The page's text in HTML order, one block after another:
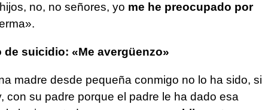
no, no señores, yo me he preocupado por
suicidio: «Me avergüenzo»
madre desde pequeña conmigo no lo ha sido, si
con su padre porque el padre le ha dado esa